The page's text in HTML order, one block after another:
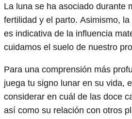
La luna se ha asociado durante
fertilidad y el parto. Asimismo,
es indicativa de la influencia
cuidamos el suelo de nuestro
Para una comprensión más
juega tu signo lunar en su vida,
considerar en cuál de las doce
así como su relación con otros